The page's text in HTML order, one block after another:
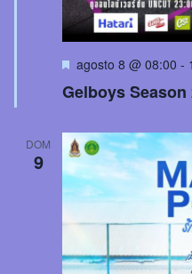
Gelboys Season
Destacado
agosto 8 @ 08:00 -
DOM
9